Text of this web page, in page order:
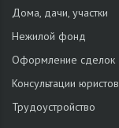
Дома, дачи, участки
Нежилой фонд
Оформление сделок
Консультации юристов
Трудоустройство